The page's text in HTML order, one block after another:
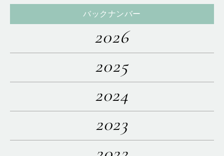
バックナンバー
2026
2025
2024
2023